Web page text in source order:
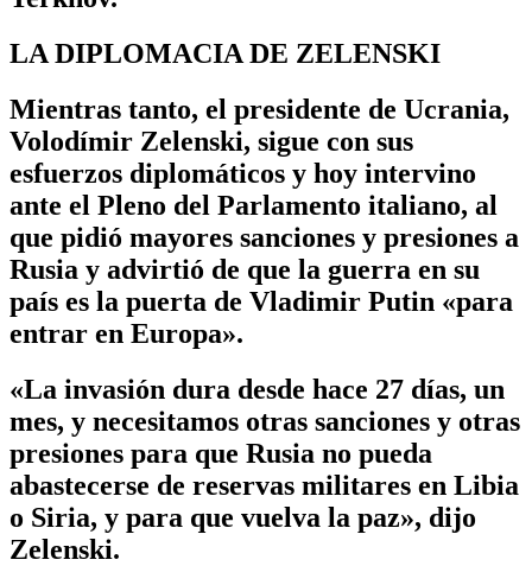
LA DIPLOMACIA DE ZELENSKI
Mientras tanto, el presidente de Ucrania,
Volodímir Zelenski, sigue con sus
esfuerzos diplomáticos y hoy intervino
ante el Pleno del Parlamento italiano, al
que pidió mayores sanciones y presiones a
Rusia y advirtió de que la guerra en su
país es la puerta de Vladimir Putin «para
entrar en Europa».
«La invasión dura desde hace 27 días, un
mes, y necesitamos otras sanciones y otras
presiones para que Rusia no pueda
abastecerse de reservas militares en Libia
o Siria, y para que vuelva la paz», dijo
Zelenski.